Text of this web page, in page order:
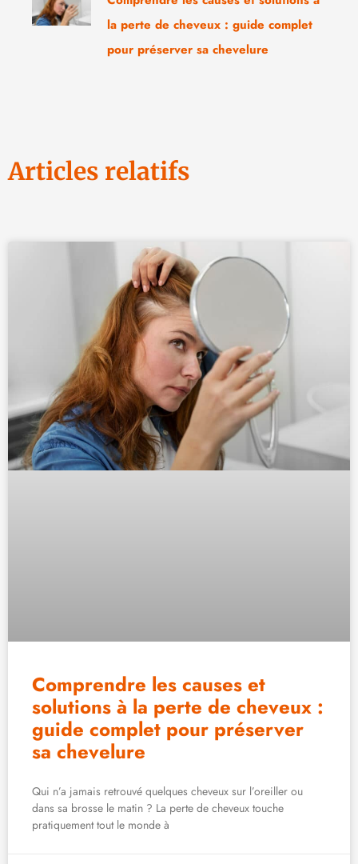
la perte de cheveux : guide complet
pour préserver sa chevelure
Articles relatifs
Comprendre les causes et
solutions à la perte de cheveux :
guide complet pour préserver
sa chevelure
Qui n’a jamais retrouvé quelques cheveux sur l’oreiller ou
dans sa brosse le matin ? La perte de cheveux touche
pratiquement tout le monde à